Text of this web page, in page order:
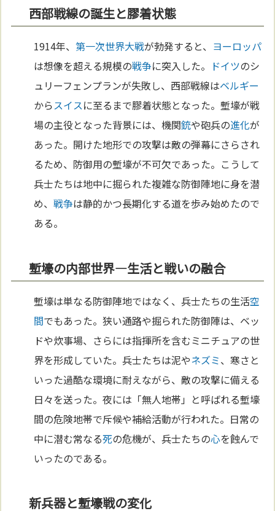
西部戦線の誕生と膠着状態
1914年、第一次世界大戦が勃発すると、 ヨーロッパ
は想像を超える規模の戦争に突入した。 ドイツのシ
ュリーフェンプランが失敗し、西部戦線はベルギー
からスイスに至るまで膠着状態となった。塹壕が戦
場の主役となった背景には、機関銃や砲兵の進化が
あった。開けた地形での攻撃は敵の弾幕にさらされ
るため、防御用の塹壕が不可欠であった。こうして
兵士たちは地中に掘られた複雑な防御陣地に身を潜
め、戦争は静的かつ長期化する道を歩み始めたので
ある。
塹壕の内部世界—生活と戦いの融合
塹壕は単なる防御陣地ではなく、兵士たちの生活空
間でもあった。狭い通路や掘られた防御陣は、ベッ
ドや炊事場、さらには指揮所を含むミニチュアの世
界を形成していた。兵士たちは泥やネズミ、寒さと
いった過酷な環境に耐えながら、敵の攻撃に備える
日々を送った。夜には「無人地帯」と呼ばれる塹壕
間の危険地帯で斥候や補給活動が行われた。日常の
中に潜む常なる死の危機が、兵士たちの心を蝕んで
いったのである。
新兵器と塹壕戦の変化